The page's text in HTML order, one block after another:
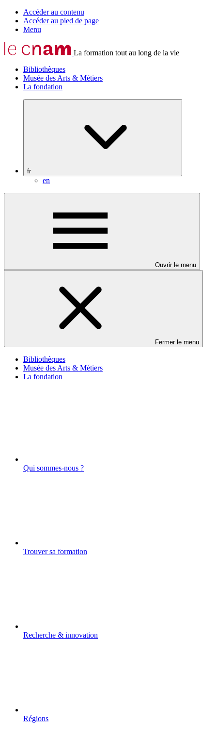
Accéder au contenu
Accéder au pied de page
Menu
La formation tout au long de la vie
Bibliothèques
Musée des Arts & Métiers
La fondation
fr
en
Ouvrir le menu
Fermer le menu
Bibliothèques
Musée des Arts & Métiers
La fondation
Qui sommes-nous ?
Trouver sa formation
Recherche & innovation
Régions